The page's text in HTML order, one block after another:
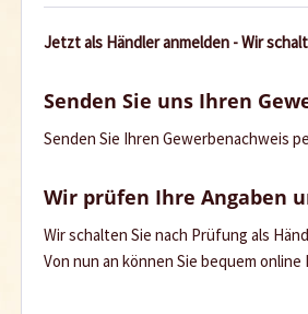
Jetzt als Händler anmelden - Wir
Senden Sie uns Ihren
Senden Sie Ihren Gewerbenachweis
Wir prüfen Ihre Angaben
Wir schalten Sie nach Prüfung als
Von nun an können Sie bequem